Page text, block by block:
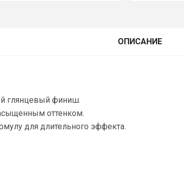
ОПИСАНИЕ
глянцевый финиш.
оттенком.
для длительного эффекта.